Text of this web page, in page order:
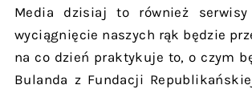
Media dzisiaj to również
wyciągnięcie naszych rąk będzie
na co dzień praktykuje to, o czym
Bulanda z Fundacji